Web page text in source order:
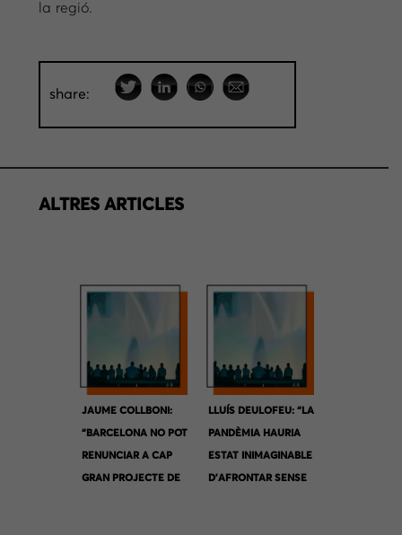
la regió.
share:
ALTRES ARTICLES
JAUME COLLBONI:
“BARCELONA NO POT
RENUNCIAR A CAP
GRAN PROJECTE DE
LLUÍS DEULOFEU: “LA
PANDÈMIA HAURIA
ESTAT INIMAGINABLE
D’AFRONTAR SENSE